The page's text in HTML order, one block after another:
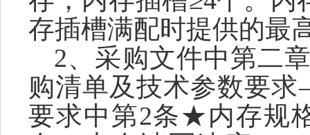
存插槽满配时提供的最
2、采购文件中第二
购清单及技术参数要求
要求中第2条★内存规